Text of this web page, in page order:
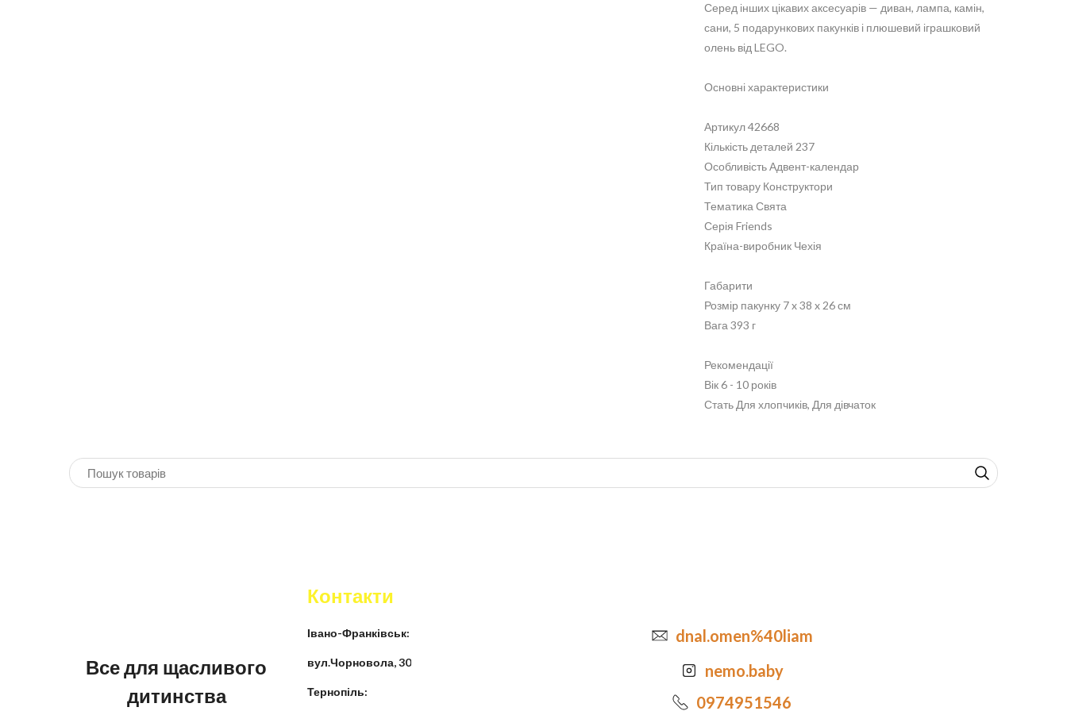
Серед інших цікавих аксесуарів — диван, лампа, камін,
сани, 5 подарункових пакунків і плюшевий іграшковий
олень від LEGO.
Основні характеристики
Артикул 42668
Кількість деталей 237
Особливість Адвент-календар
Тип товару Конструктори
Тематика Свята
Серія Friends
Країна-виробник Чехія
Габарити
Розмір пакунку 7 x 38 x 26 см
Вага 393 г
Рекомендації
Вік 6 - 10 років
Стать Для хлопчиків, Для дівчаток
Все для щасливого
дитинства
Контакти
Івано-Франківськ:
вул.Чорновола, 30
Тернопіль:
dnal.omen%40liam
nemo.baby
0974951546